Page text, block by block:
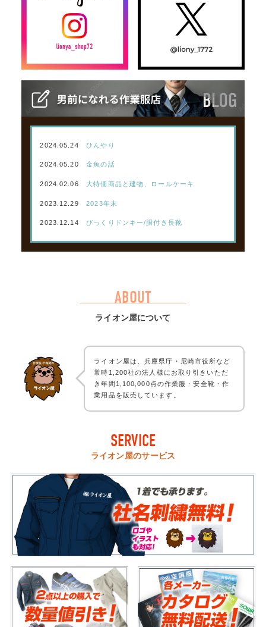
2024.05.24 ひんやり
2024.05.20 金魚の話
2024.02.06 大特価商品と建物、ロールケーキ
2023.12.29 2023年末
2023.12.14 びっくりドンキー/胴付き長靴
ABOUT
ライオン屋について
ライオン屋は、兵庫県庁・尼崎市役所など
常時1,200社の法人様にお取り引きいただ
き年間1,100,000点の作業服・安全靴・作
業用品を販売しています。
SERVICE
ライオン屋のサービス